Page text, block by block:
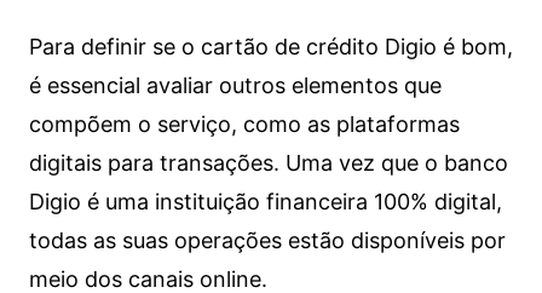
Para definir se o cartão de crédito Digio é bom,
é essencial avaliar outros elementos que
compõem o serviço, como as plataformas
digitais para transações. Uma vez que o banco
Digio é uma instituição financeira 100% digital,
todas as suas operações estão disponíveis por
meio dos canais online.